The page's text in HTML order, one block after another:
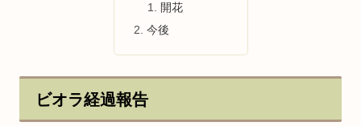
開花
今後
ビオラ経過報告